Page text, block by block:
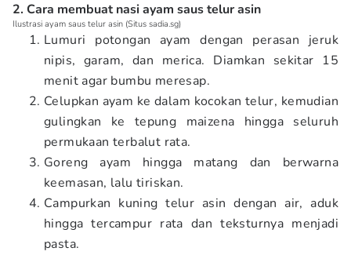
2. Cara membuat nasi ayam saus telur asin
Ilustrasi ayam saus telur asin (Situs sadia.sg)
Lumuri potongan ayam dengan perasan jeruk
nipis, garam, dan merica. Diamkan sekitar 15
menit agar bumbu meresap.
Celupkan ayam ke dalam kocokan telur, kemudian
gulingkan ke tepung maizena hingga seluruh
permukaan terbalut rata.
Goreng ayam hingga matang dan berwarna
keemasan, lalu tiriskan.
Campurkan kuning telur asin dengan air, aduk
hingga tercampur rata dan teksturnya menjadi
pasta.